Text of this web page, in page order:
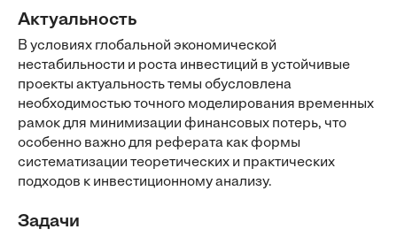
Актуальность
В условиях глобальной экономической
нестабильности и роста инвестиций в устойчивые
проекты актуальность темы обусловлена
необходимостью точного моделирования временных
рамок для минимизации финансовых потерь, что
особенно важно для реферата как формы
систематизации теоретических и практических
подходов к инвестиционному анализу.
Задачи